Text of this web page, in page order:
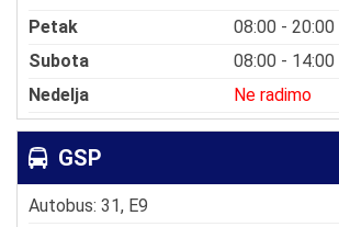
Petak
08:00 - 20:00
Subota
08:00 - 14:00
Nedelja
Ne radimo
GSP
Autobus: 31, E9